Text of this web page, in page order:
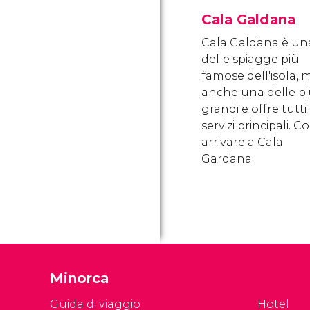
Cala Galdana
Cala Galdana è
delle spiagge più
famose dell'isola,
anche una delle
grandi e offre tutti i
servizi principali.
arrivare a Cala
Gardana.
Minorca
Guida di viaggio Hotel